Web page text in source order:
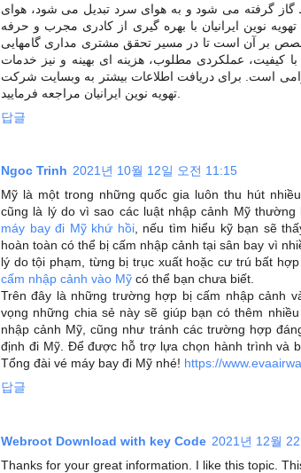
گرفته می شود و به هوای سرد تبدیل می شود، هوای
نوین ایرانیان با بهره گیری از کادری مجرب و حرفه
بر آن است تا در مسیر تحقق مشتری مداری گامهایی
با کیفیت، عملکردی مطلوب، هزینه ای بهینه و نیز خدمات
است. برای دریافت اطلاعات بیشتر به وبسایت شرکت
답글
Ngoc Trinh 2021년 10월 12일 오전 11:15
Mỹ là một trong những quốc gia luôn thu hút
cũng là lý do vì sao các luật nhập cảnh Mỹ
máy bay đi Mỹ khứ hồi, nếu tìm hiểu kỹ bạn sẽ
hoàn toàn có thể bị cấm nhập cảnh tại sân bay vì
lý do tội phạm, từng bị trục xuất hoặc cư trú bất
cấm nhập cảnh vào Mỹ có thể bạn chưa biết.
Trên đây là những trường hợp bị cấm nhập cảnh
vọng những chia sẻ này sẽ giúp bạn có thêm
nhập cảnh Mỹ, cũng như tránh các trường hợp
định đi Mỹ. Để được hỗ trợ lựa chọn hành trình và
Tổng đài vé máy bay đi Mỹ nhé! https://
답글
Webroot Download with key Code 2021년 12월
Thanks for your great information. I like this topic.